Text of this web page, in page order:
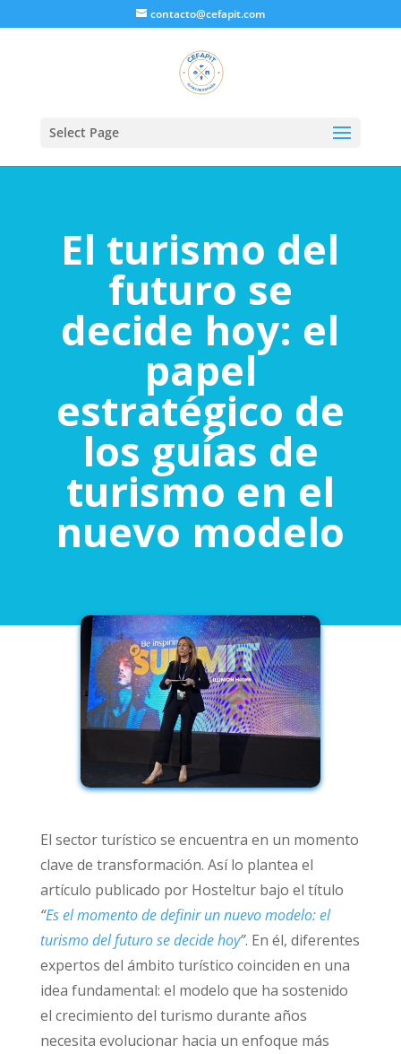
contacto@cefapit.com
Select Page
El turismo del
futuro se
decide hoy: el
papel
estratégico de
los guías de
turismo en el
nuevo modelo
El sector turístico se encuentra en un momento
clave de transformación. Así lo plantea el
artículo publicado por Hostelturbajo el título
“Es el momento de definir un nuevo modelo: el
turismo del futuro se decide hoy”. En él, diferentes
expertos del ámbito turístico coinciden en una
idea fundamental: el modelo que ha sostenido
el crecimiento del turismo durante años
necesita evolucionar hacia un enfoque más